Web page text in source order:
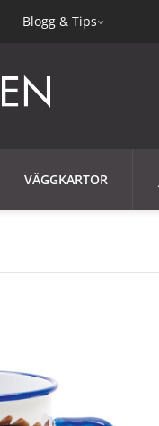
Blogg & Tips
VÄGGKARTOR